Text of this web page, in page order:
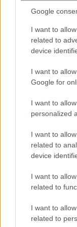
Google
I want to
related to
device
I want to
Google for
I want to
personalized
I want to
related to
device
I want to
related to
I want to
related to
Η περιοχή του
καθώς και το
2) Εξαιρούνται
επιτηδεύματος
εμπορική
παρουσιάζουν
3) Σε περίπτωση
ανάλογα με τους
μεγαλύτερο των
4) Εξαιρούνται
τέλους, εκτός
οι εμπορικές
επαγγελματίες
χωριά με
κάτω από 3.100